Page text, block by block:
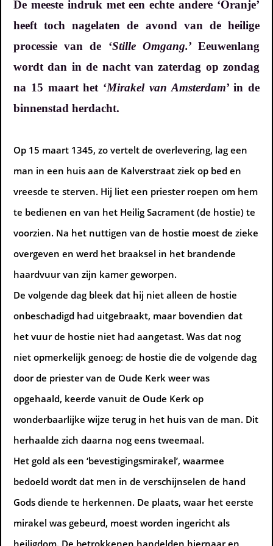
De meeste indruk met een echte andere ‘Oranje’
heeft toch nagelaten de avond van de heilige
processie van de ‘Stille Omgang.’ Eeuwenlang
wordt dan in de nacht van zaterdag op zondag
na 15 maart het ‘Mirakel van Amsterdam’ in de
binnenstad herdacht.
Op 15 maart 1345, zo vertelt de overlevering, lag een
man in een huis aan de Kalverstraat ziek op bed en
vreesde te sterven. Hij liet een priester roepen om hem
te bedienen en van het Heilig Sacrament (de hostie) te
voorzien. Na het nuttigen van de hostie moest de zieke
overgeven en werd het braaksel in het brandende
haardvuur van zijn kamer geworpen.
De volgende dag bleek dat hij niet alleen de hostie
onbeschadigd had uitgebraakt, maar bovendien dat
het vuur de hostie niet had aangetast. Was dat nog
niet opmerkelijk genoeg: de hostie die de volgende dag
door de priester van de Oude Kerk weer was
opgehaald, keerde vanuit de Oude Kerk op
wonderbaarlijke wijze terug in het huis van de man. Dit
herhaalde zich daarna nog eens tweemaal.
Het gold als een ‘bevestigingsmirakel’, waarmee
bedoeld wordt dat men in de verschijnselen de hand
Gods diende te herkennen. De plaats, waar het eerste
mirakel was gebeurd, moest worden ingericht als
heiligdom. De betrokkenen handelden hiernaar en